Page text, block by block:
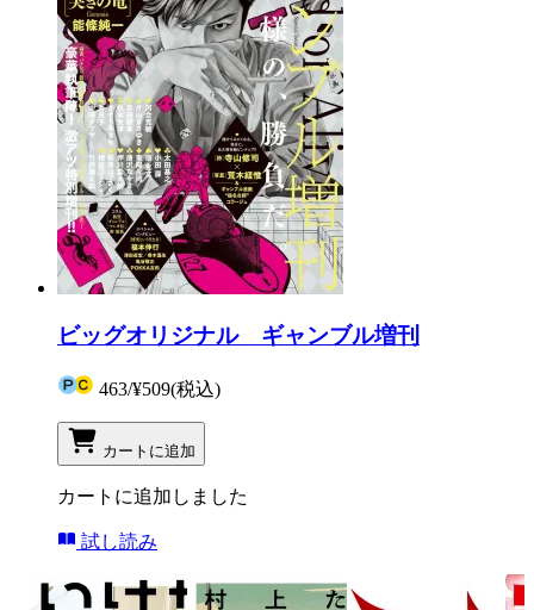
ビッグオリジナル ギャンブル増刊
463/¥509(税込)
カートに追加
カートに追加しました
試し読み